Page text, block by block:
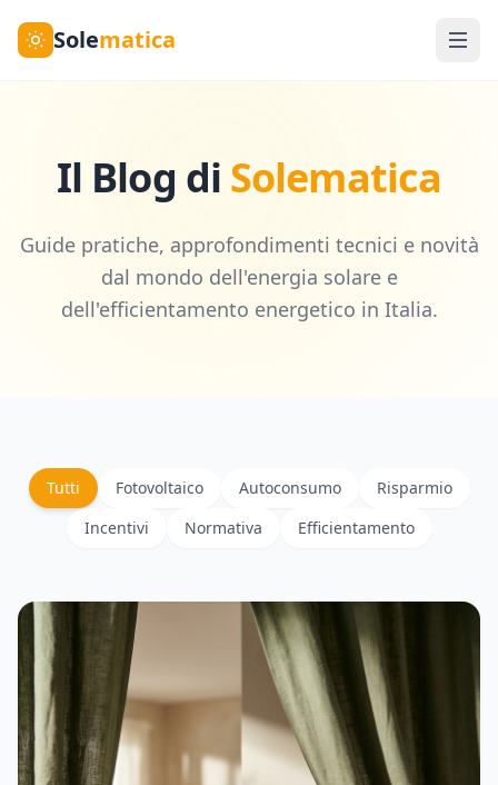
Solematica
Il Blog di Solematica
Guide pratiche, approfondimenti tecnici e novità
dal mondo dell'energia solare e
dell'efficientamento energetico in Italia.
Tutti Fotovoltaico Autoconsumo
Risparmio
Incentivi
Normativa Efficientamento